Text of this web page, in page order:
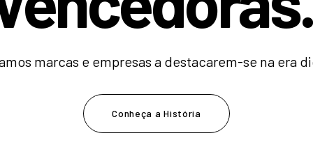
marcas e empresas a destacarem-se na era
Conheça a História